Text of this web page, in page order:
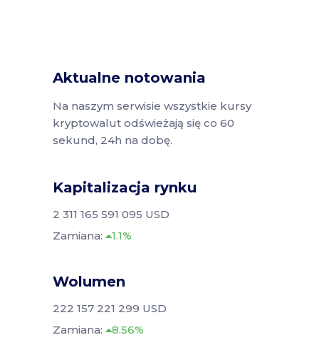
Aktualne notowania
Na naszym serwisie wszystkie kursy
kryptowalut odświeżają się co 60
sekund, 24h na dobę.
Kapitalizacja rynku
2 311 165 591 095 USD
Zamiana:
1.1%
Wolumen
222 157 221 299 USD
Zamiana:
8.56%